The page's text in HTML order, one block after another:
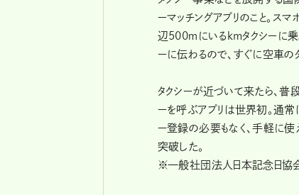
ーマッチングアプリのこと。ス
辺500ｍにいるkmタクシーに
ーに伝わるので、すぐに空車の
タクシーが近づいて来たら、普
ーを呼ぶアプリは世界初。通常
ー登録の必要もなく、手軽に使
突破した。
※一般社団法人日本記念日協